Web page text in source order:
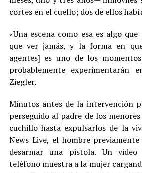
cortes en el cuello; dos de ellos
«Una escena como esa es algo
que ver jamás, y la forma en
agentes] es uno de los
probablemente experimentarán
Ziegler.
Minutos antes de la intervención
perseguido al padre de los
cuchillo hasta expulsarlos de la
News Live, el hombre
desarmar una pistola. Un
teléfono muestra a la mujer